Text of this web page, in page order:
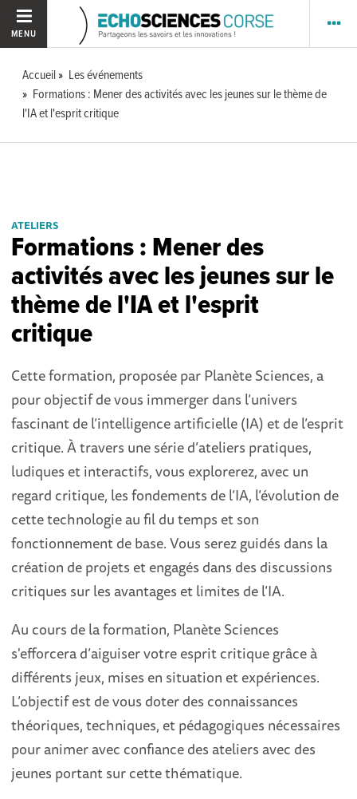
MENU
Accueil
Les événements
Formations : Mener des activités avec les jeunes sur le thème de
l'IA et l'esprit critique
ATELIERS
Formations : Mener des
activités avec les jeunes sur le
thème de l'IA et l'esprit
critique
Cette formation, proposée par Planète Sciences, a
pour objectif de vous immerger dans l’univers
fascinant de l’intelligence artificielle (IA) et de l’esprit
critique. À travers une série d’ateliers pratiques,
ludiques et interactifs, vous explorerez, avec un
regard critique, les fondements de l’IA, l’évolution de
cette technologie au fil du temps et son
fonctionnement de base. Vous serez guidés dans la
création de projets et engagés dans des discussions
critiques sur les avantages et limites de l’IA.
Au cours de la formation, Planète Sciences
s'efforcera d’aiguiser votre esprit critique grâce à
différents jeux, mises en situation et expériences.
L’objectif est de vous doter des connaissances
théoriques, techniques, et pédagogiques nécessaires
pour animer avec confiance des ateliers avec des
jeunes portant sur cette thématique.